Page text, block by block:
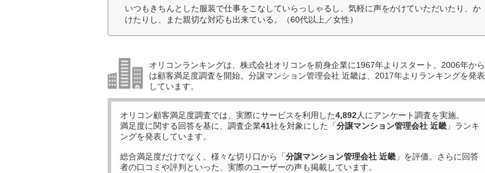
いつもきちんとした服装で仕事をこなしていらっしゃるし、気軽に声をかけていただいたり、か
けたりし、また親切な対応も出来ている。（60代以上／女性）
オリコンランキングは、株式会社オリコンを前身企業に1967年よりスタート。2006年から
は顧客満足度調査を開始。分譲マンション管理会社 近畿は、2017年よりランキングを発表
しています。
オリコン顧客満足度調査では、実際にサービスを利用した4,892人にアンケート調査を実施。
満足度に関する回答を基に、調査企業41社を対象にした「分譲マンション管理会社 近畿 」ランキ
ングを発表しています。
総合満足度だけでなく、様々な切り口から「分譲マンション管理会社 近畿 」を評価。さらに回答
者の口コミや評判といった、実際のユーザーの声も掲載しています。